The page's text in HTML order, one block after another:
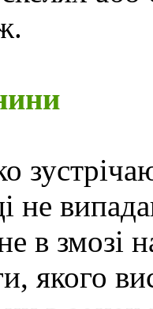
не
в змозі
якого